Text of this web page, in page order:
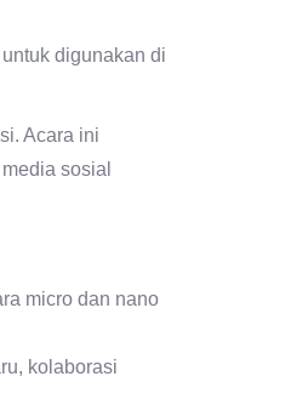
digunakan di
Acara ini
sosial
micro dan nano
kolaborasi